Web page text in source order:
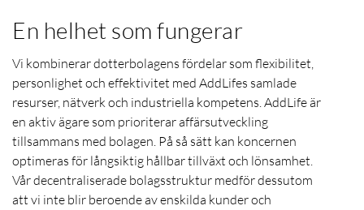
En helhet som fungerar
Vi kombinerar dotterbolagens fördelar som flexibilitet,
personlighet och effektivitet med AddLifes samlade
resurser, nätverk och industriella kompetens. AddLife är
en aktiv ägare som prioriterar affärsutveckling
tillsammans med bolagen. På så sätt kan koncernen
optimeras för långsiktig hållbar tillväxt och lönsamhet.
Vår decentraliserade bolagsstruktur medför dessutom
att vi inte blir beroende av enskilda kunder och